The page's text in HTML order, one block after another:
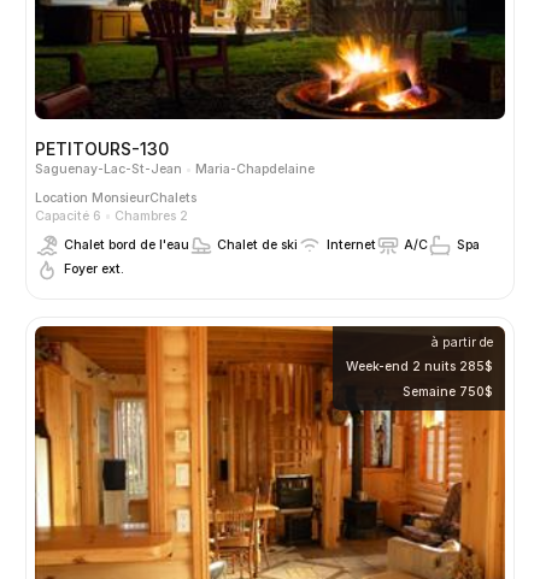
PETITOURS-130
Saguenay-Lac-St-Jean
Maria-Chapdelaine
Location MonsieurChalets
Capacité 6
Chambres 2
Chalet bord de l'eau
Chalet de ski Internet A/C
Spa
Foyer ext.
à partir de
Week-end 2 nuits 285$
Semaine 750$